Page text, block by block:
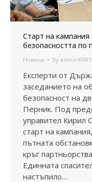
Старт на
безопасността по
Новини By adminXNRY
Експерти от
заседанието на
безопасност на
Перник. Под
управител Кирил
старт на
пътната
кръг
Единната
настъпило…